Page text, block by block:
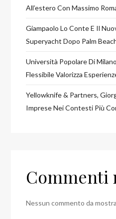
All’estero Con Massimo
Giampaolo Lo Conte E Il
Superyacht Dopo Palm
Università Popolare Di
Flessibile Valorizza
Yellowknife & Partners,
Imprese Nei Contesti Più
Commenti
Nessun commento da